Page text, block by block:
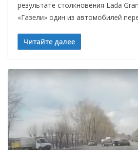
результате столкновения Lada
«Газели» один из автомобилей
Читайте далее